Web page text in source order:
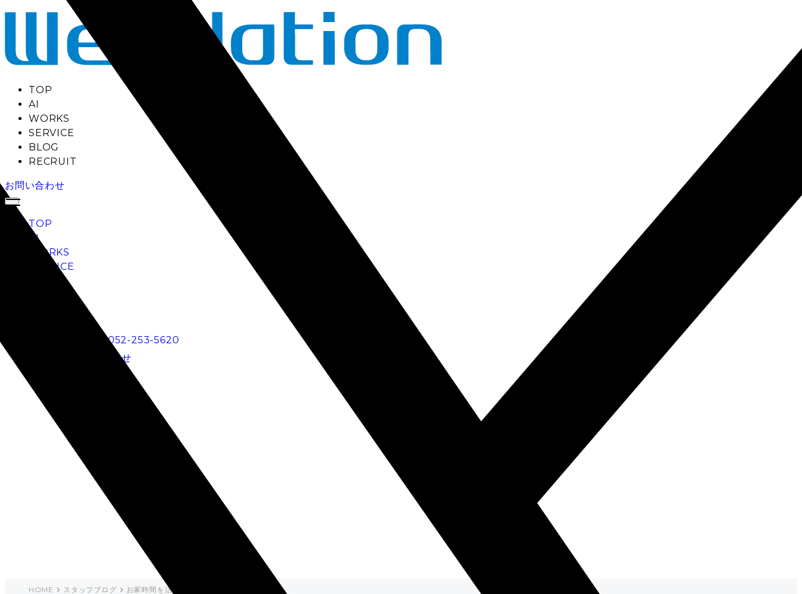
TOP
AI
WORKS
SERVICE
BLOG
RECRUIT
お問い合わせ
TOP
AI
WORKS
SERVICE
RECRUIT
052-253-5620
メールでのお問い合わせ
お家時間を活用して、DIYやってみた。
HOME スタッフブログ お家時間を活用して、DIYやってみた。